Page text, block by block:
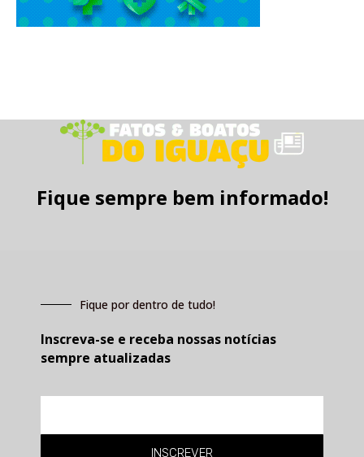
Fique sempre bem informado!
Fique por dentro de tudo!
Inscreva-se e receba nossas notícias
sempre atualizadas
INSCREVER